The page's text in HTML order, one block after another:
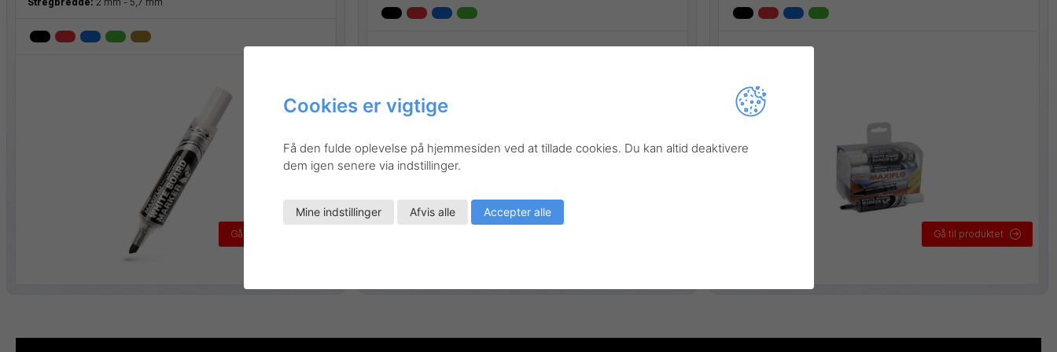
Gå til produktet Gå til produktet
Cookies er vigtige
Få den fulde oplevelse på hjemmesiden ved at tillade cookies. Du kan altid deaktivere
dem igen senere via indstillinger.
Mine indstillinger Afvis alle Accepter alle